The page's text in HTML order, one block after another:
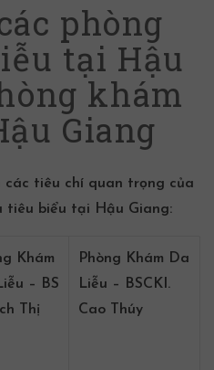
phòng
tại Hậu
khám
Giang
các tiêu chí quan trọng của
tiêu biểu tại Hậu Giang:
Khám
– BS
Thị
Phòng Khám Da
Liễu – BSCKI.
Cao Thúy